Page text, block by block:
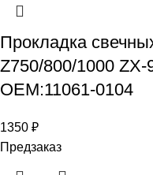
Прокладка
Z750/800/1000
OEM:11061-0104
1350 ₽
Предзаказ